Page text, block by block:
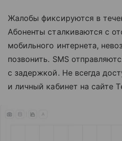
Жалобы фиксируются в
Абоненты сталкиваются с
мобильного интернета,
позвонить. SMS
с задержкой. Не всегда
и личный кабинет на сайте